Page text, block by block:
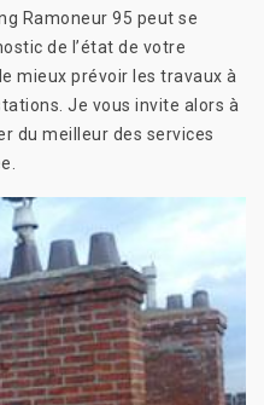
Ramoneur 95 peut se
de l’état de votre
mieux prévoir les travaux à
Je vous invite alors à
du meilleur des services